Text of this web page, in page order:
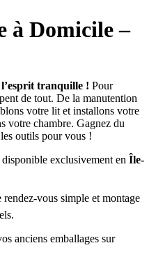
à Domicile –
tranquille ! Pour
de tout. De la manutention
votre lit et installons votre
votre chambre. Gagnez du
outils pour vous !
exclusivement en Île-
rendez-vous simple et montage
anciens emballages sur